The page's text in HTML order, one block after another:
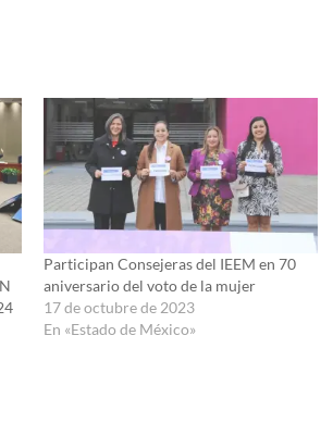
Participan Consejeras del IEEM en 70
aniversario del voto de la mujer
17 de octubre de 2023
En «Estado de México»